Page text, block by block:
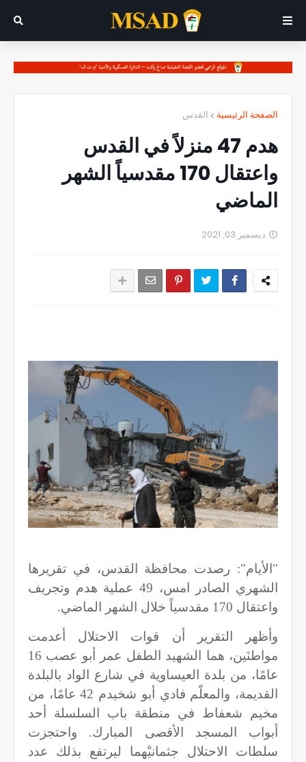
الصفحة الرئيسية القدس
هدم 47 منزلاً في القدس
واعتقال 170 مقدسياً الشهر
الماضي
ديسمبر 03, 2021
"الأيام": رصدت محافظة القدس، في تقريرها
الشهري الصادر امس، 49 عملية هدم وتجريف
واعتقال 170 مقدسياً خلال الشهر الماضي.
وأظهر التقرير أن قوات الاحتلال أعدمت
مواطنَين، هما الشهيد الطفل عمر أبو عصب 16
عامًا، من بلدة العيساوية في شارع الواد بالبلدة
القديمة، والمعلّم فادي أبو شخيدم 42 عامًا، من
مخيم شعفاط في منطقة باب السلسلة أحد
أبواب المسجد الأقصى المبارك. واحتجزت
سلطات الاحتلال جثمانيْهما ليرتفع بذلك عدد